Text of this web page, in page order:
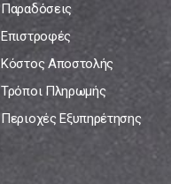
Παραδόσεις
Επιστροφές
Κόστος Αποστολής
Τρόποι Πληρωμής
Περιοχές Εξυπηρέτησης